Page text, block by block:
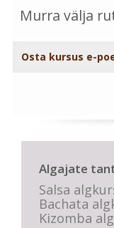
Murra välja
Osta kursus e-
Algajate
Salsa
Bachata
Kizomba